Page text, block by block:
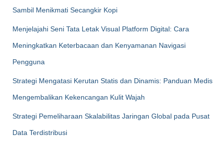
Sambil Menikmati Secangkir Kopi
Menjelajahi Seni Tata Letak Visual Platform Digital: Cara
Meningkatkan Keterbacaan dan Kenyamanan Navigasi
Pengguna
Strategi Mengatasi Kerutan Statis dan Dinamis: Panduan Medis
Mengembalikan Kekencangan Kulit Wajah
Strategi Pemeliharaan Skalabilitas Jaringan Global pada Pusat
Data Terdistribusi